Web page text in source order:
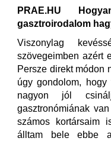
PRAE.HU
gasztroirodalom
Viszonylag
szövegeimben azért
Persze direkt módon
úgy gondolom,
nagyon jól
gasztronómiának
számos kortársaim
álltam bele ebbe